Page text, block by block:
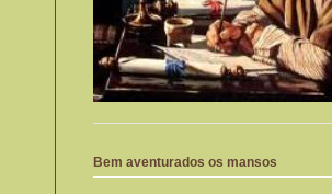
Bem aventurados os mansos